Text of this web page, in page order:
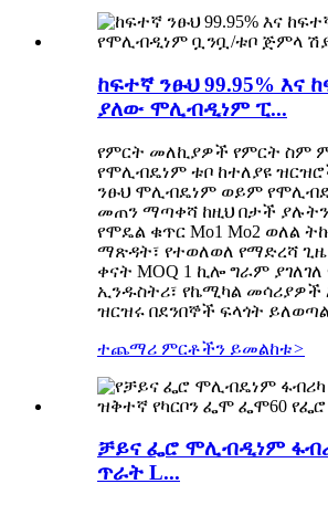
ከፍተኛ ንፁህ 99.95% እና
ያለው ሞሊብዲነም ፒ...
የምርት መለኪያዎች የምርት ስም
የሞሊብዴነም ቱቦ ከተለያዩ
ንፁህ ሞሊብዴነም ወይም
መጠን ማጣቀሻ ከዚህ በታች
የሞዴል ቁጥር Mo1 Mo2 ወለል
ማጽዳት፣ የተወለወለ የማድረሻ ጊዜ
ቀናት MOQ 1 ኪሎ ግራም
ኢንዱስትሪ፣ የኬሚካል መሳሪያዎች
ዝርዝሩ በደንበኞች ፍላጎት
ተጨማሪ ምርቶችን ይመልከቱ>
ቻይና ፌሮ ሞሊብዲነም
ጥራት L...